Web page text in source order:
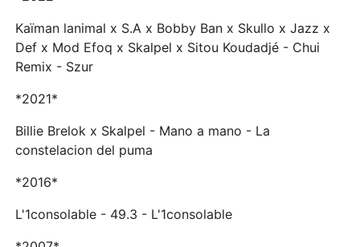
Kaïman lanimal x S.A x Bobby Ban x Skullo x Jazz x
Def x Mod Efoq x Skalpel x Sitou Koudadjé - Chui
Remix - Szur
*2021*
Billie Brelok x Skalpel - Mano a mano - La
constelacion del puma
*2016*
L'1consolable - 49.3 - L'1consolable